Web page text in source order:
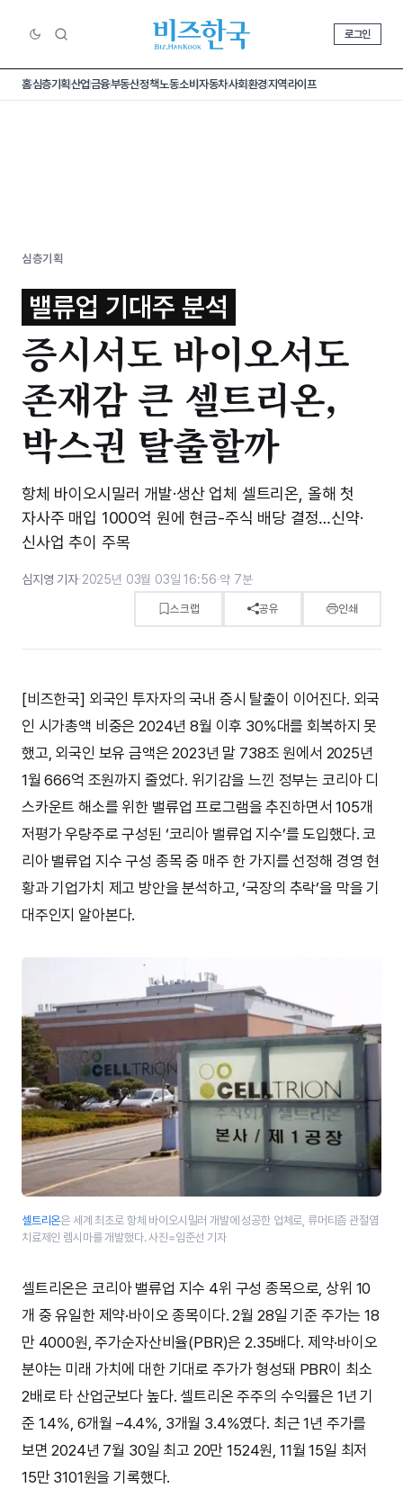
로그인
홈심층기획산업금융부동산정책노동소비 자동차사회환경지역라이프
심층기획
밸류업 기대주 분석
증시서도 바이오서도
존재감 큰 셀트리온,
박스권 탈출할까
항체 바이오시밀러 개발·생산 업체 셀트리온, 올해 첫
자사주 매입 1000억 원에 현금-주식 배당 결정…신약·
신사업 추이 주목
심지영 기자·2025년 03월 03일 16:56·약 7분
스크랩 공유 인쇄
[비즈한국] 외국인 투자자의 국내 증시 탈출이 이어진다. 외국
인 시가총액 비중은 2024년 8월 이후 30%대를 회복하지 못
했고, 외국인 보유 금액은 2023년 말 738조 원에서 2025년
1월 666억 조원까지 줄었다. 위기감을 느낀 정부는 코리아 디
스카운트 해소를 위한 밸류업 프로그램을 추진하면서 105개
저평가 우량주로 구성된 ‘코리아 밸류업 지수’를 도입했다. 코
리아 밸류업 지수 구성 종목 중 매주 한 가지를 선정해 경영 현
황과 기업가치 제고 방안을 분석하고, ‘국장의 추락’을 막을 기
대주인지 알아본다.
셀트리온은 세계 최초로 항체 바이오시밀러 개발에 성공한 업체로, 류머티즘 관절염
치료제인 렘시마를 개발했다. 사진=임준선 기자
셀트리온은 코리아 밸류업 지수 4위 구성 종목으로, 상위 10
개 중 유일한 제약·바이오 종목이다. 2월 28일 기준 주가는 18
만 4000원, 주가순자산비율(PBR)은 2.35배다. 제약·바이오
분야는 미래 가치에 대한 기대로 주가가 형성돼 PBR이 최소
2배로 타 산업군보다 높다. 셀트리온 주주의 수익률은 1년 기
준 1.4%, 6개월 –4.4%, 3개월 3.4%였다. 최근 1년 주가를
보면 2024년 7월 30일 최고 20만 1524원, 11월 15일 최저
15만 3101원을 기록했다.